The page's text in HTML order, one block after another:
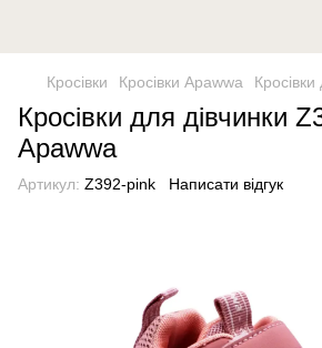
Кросівки Кросівки Apawwa
Кросівки для дівчинки
Apawwa
Артикул: Z392-pink Написати відгук